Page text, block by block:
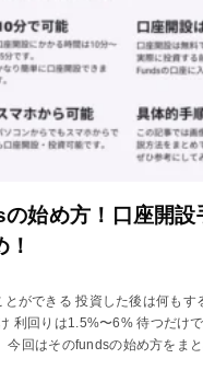
始め方！口座開設
ができる 投資した後は何もす
利回りは1.5%〜6% 待つだけ
今回はそのfundsの始め方をまと